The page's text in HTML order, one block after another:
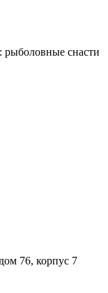
рыболовные снасти
76, корпус 7